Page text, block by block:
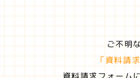
ご不明
「資料請